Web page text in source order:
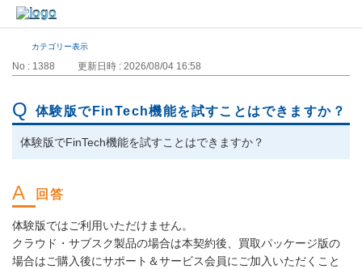
カテゴリー表示
No : 1388 更新日時 : 2026/08/04 16:58
体験版でFinTech機能を試すことはできますか？
体験版でFinTech機能を試すことはできますか？
体験版ではご利用いただけません。
クラウド・サブスク製品の場合は本契約後、買取パッケージ版の
場合はご購入後にサポート＆サービス会員にご加入いただくこと